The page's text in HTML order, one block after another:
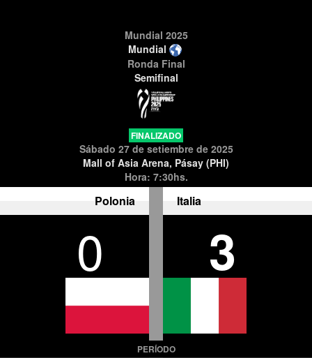
Mundial 2025
Mundial
Ronda Final
Semifinal
FINALIZADO
Sábado 27 de setiembre de 2025
Mall of Asia Arena, Pásay (PHI)
Hora: 7:30hs.
Polonia Italia
0 3
PERÍODO